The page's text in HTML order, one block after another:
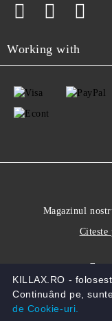
Working with
Magazinul
KILLAX.RO -
Continuând pe,
de Cookie-uri.